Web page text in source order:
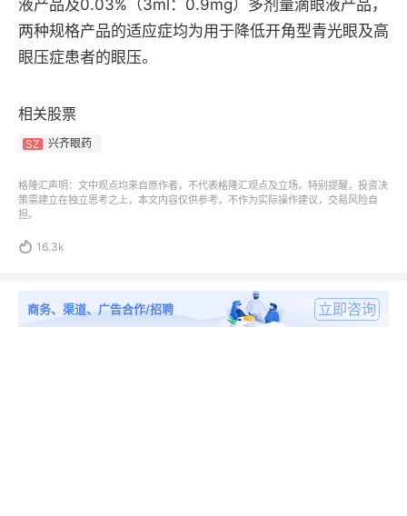
液产品及0.03%（3ml：0.9mg）多剂量滴眼液产品，
两种规格产品的适应症均为用于降低开角型青光眼及高
眼压症患者的眼压。
相关股票
SZ 兴齐眼药
格隆汇声明：文中观点均来自原作者，不代表格隆汇观点及立场。特别提醒，投资决
策需建立在独立思考之上，本文内容仅供参考，不作为实际操作建议，交易风险自
担。
 16.3k
商务、渠道、广告合作/招聘 立即咨询